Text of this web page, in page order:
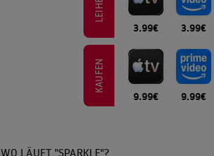
LEIHEN
3.99€ 3.99€
KAUFEN
9.99€ 9.99€
WO LÄUFT "SPARKLE"?